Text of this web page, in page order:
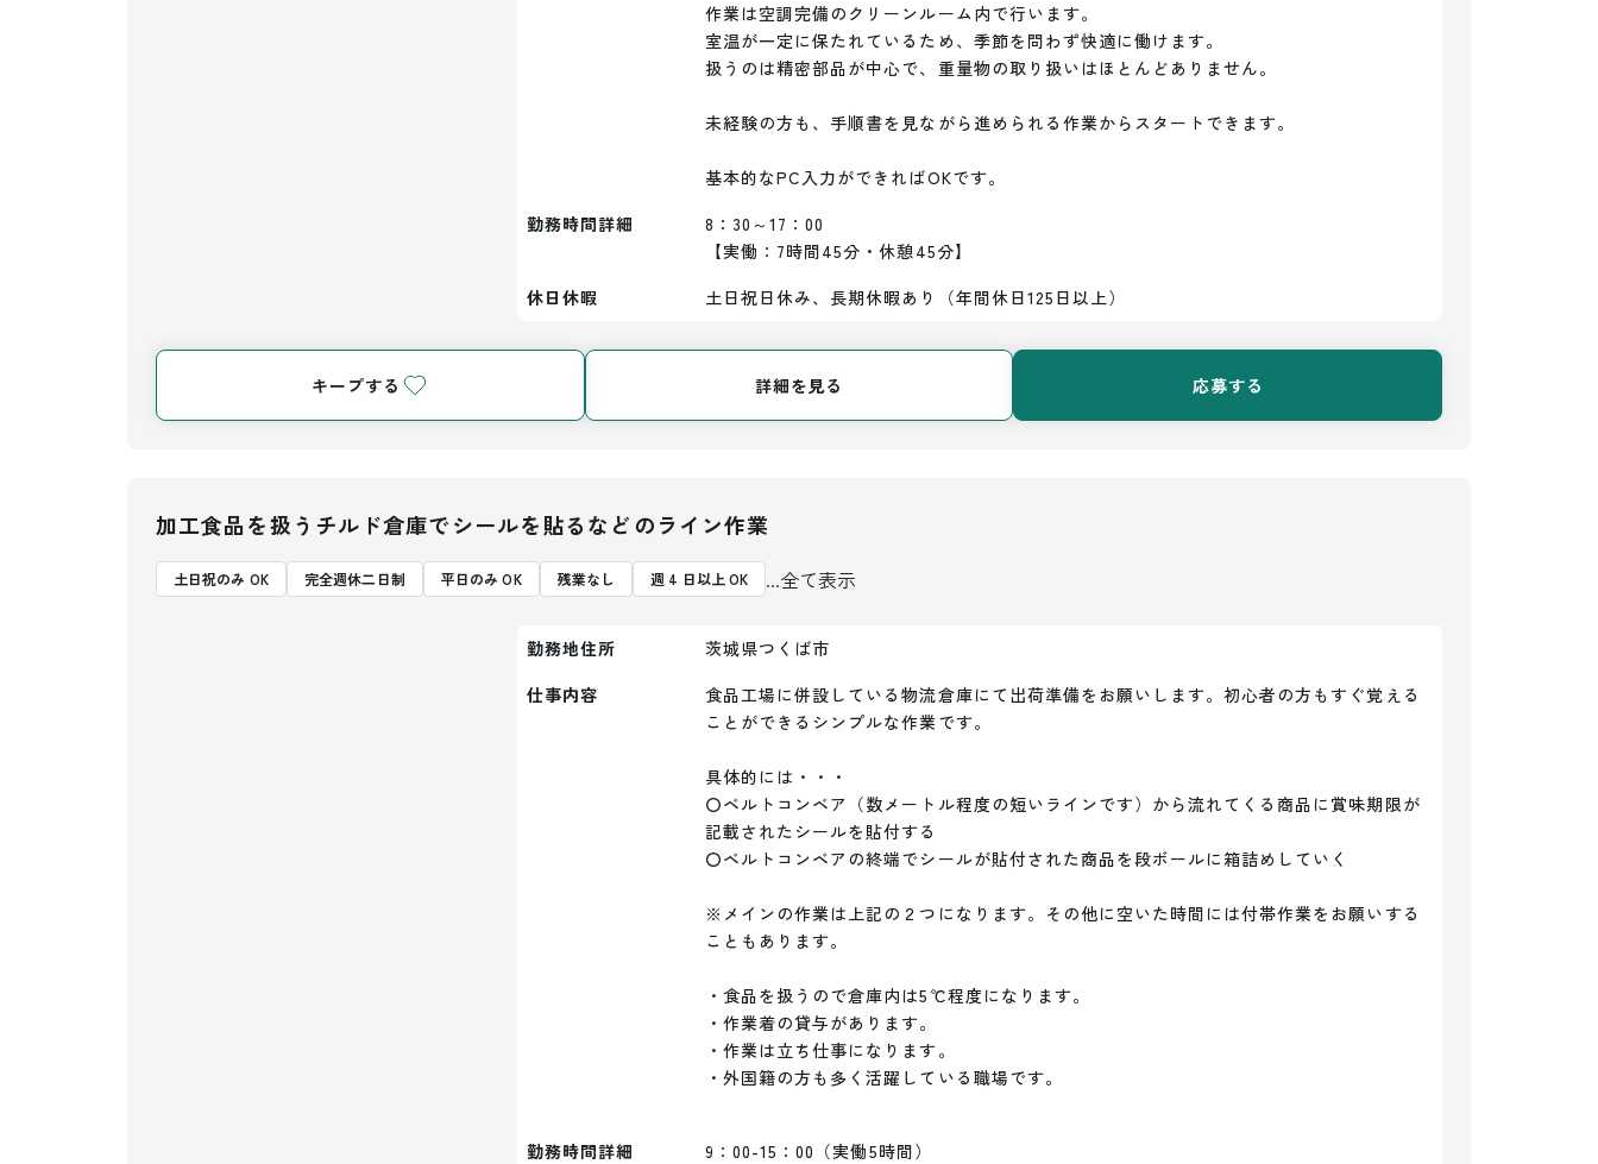
作業は空調完備のクリーンルーム内で行います。
室温が一定に保たれているため、季節を問わず快適に働けます。
扱うのは精密部品が中心で、重量物の取り扱いはほとんどありません。
未経験の方も、手順書を見ながら進められる作業からスタートできます。
勤務時間詳細
8：30～17：00
【実働：7時間45分・休憩45分】
休日休暇
土日祝日休み、長期休暇あり（年間休日125日以上）
キープする 詳細を見る 応募する
加工食品を扱うチルド倉庫でシールを貼るなどのライン作業
土日祝のみ OK 完全週休二日制 平日のみ OK 残業なし 週 4 日以上 OK ...全て表示
勤務地住所
茨城県つくば市
仕事内容
食品工場に併設している物流倉庫にて出荷準備をお願いします。初心者の方もすぐ覚える
ことができるシンプルな作業です。
具体的には・・・
〇ベルトコンベア（数メートル程度の短いラインです）から流れてくる商品に賞味期限が
記載されたシールを貼付する
〇ベルトコンベアの終端でシールが貼付された商品を段ボールに箱詰めしていく
※メインの作業は上記の２つになります。その他に空いた時間には付帯作業をお願いする
こともあります。
・食品を扱うので倉庫内は5℃程度になります。
・作業着の貸与があります。
・作業は立ち仕事になります。
・外国籍の方も多く活躍している職場です。
勤務時間詳細
9：00-15：00（実働5時間）